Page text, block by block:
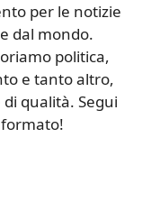
per le notizie
dal mondo.
politica,
e tanto altro,
qualità. Segui